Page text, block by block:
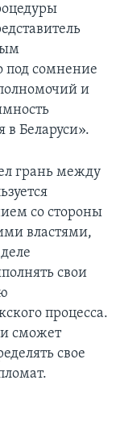
под сомнение
и
в Беларуси».
грань между
со стороны
властями,
свои
процесса.
сможет
свое